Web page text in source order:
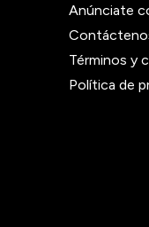
Anúnciate
Términos y
Política de